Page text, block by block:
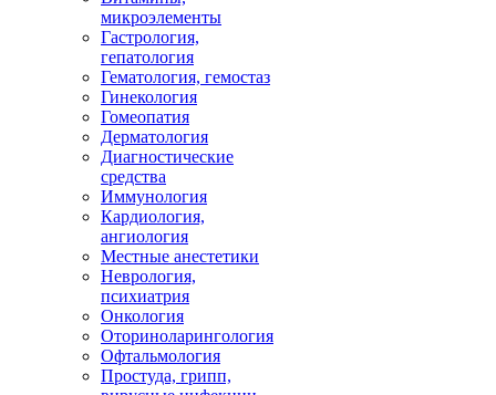
микроэлементы
Гастрология,
гепатология
Гематология, гемостаз
Гинекология
Гомеопатия
Дерматология
Диагностические
средства
Иммунология
Кардиология,
ангиология
Местные анестетики
Неврология,
психиатрия
Онкология
Оториноларингология
Офтальмология
Простуда, грипп,